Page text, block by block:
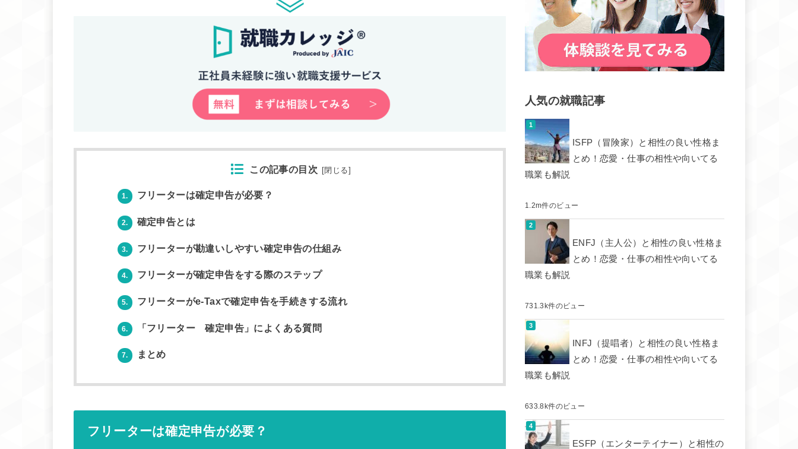
この記事の目次 [閉じる]
1. フリーターは確定申告が必要？
2. 確定申告とは
3. フリーターが勘違いしやすい確定申告の仕組み
4. フリーターが確定申告をする際のステップ
5. フリーターがe-Taxで確定申告を手続きする流れ
6. 「フリーター 確定申告」によくある質問
7. まとめ
フリーターは確定申告が必要？
人気の就職記事
ISFP（冒険家）と相性の良い性格ま
とめ！恋愛・仕事の相性や向いてる
職業も解説
1.2m件のビュー
ENFJ（主人公）と相性の良い性格ま
とめ！恋愛・仕事の相性や向いてる
職業も解説
731.3k件のビュー
INFJ（提唱者）と相性の良い性格ま
とめ！恋愛・仕事の相性や向いてる
職業も解説
633.8k件のビュー
ESFP（エンターテイナー）と相性の